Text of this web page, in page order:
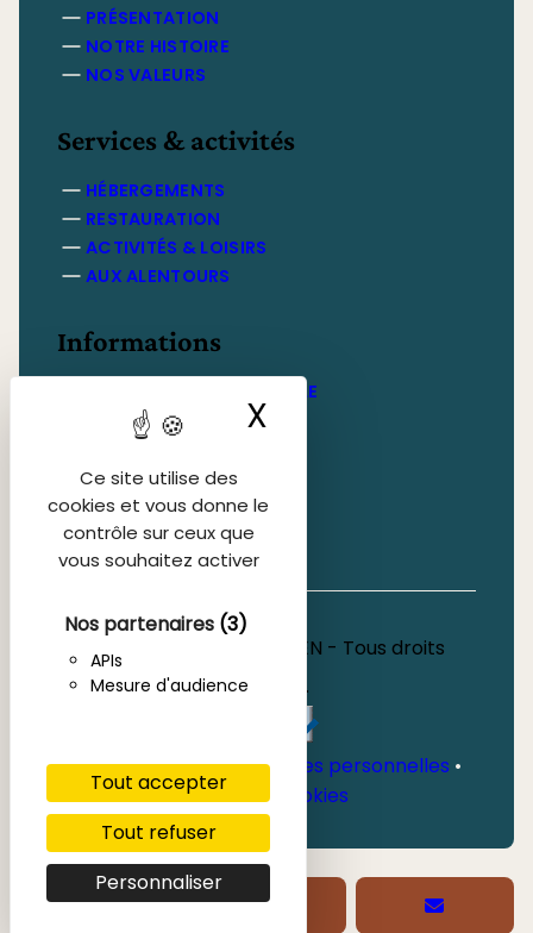
Ce site utilise des
cookies et vous donne le
contrôle sur ceux que
vous souhaitez activer
Nos partenaires (3)
APIs
Mesure d'audience
Tout accepter
Tout refuser
Personnaliser
X
PRÉSENTATION
NOTRE HISTOIRE
NOS VALEURS
Services & activités
HÉBERGEMENTS
RESTAURATION
ACTIVITÉS & LOISIRS
AUX ALENTOURS
Informations
BROCHURE COMMERCIALE
TARIFS INDIVIDUELS
FAQ
Copyright 2026, INFOLIEN - Tous droits
réservés.
Mentions légales•Données personnelles •
Gérer les cookies